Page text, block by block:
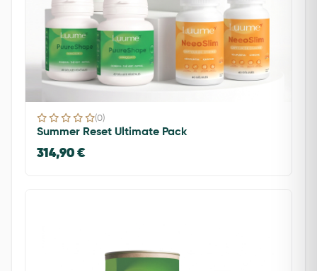
(0)
Summer Reset Ultimate Pack
314,90 €